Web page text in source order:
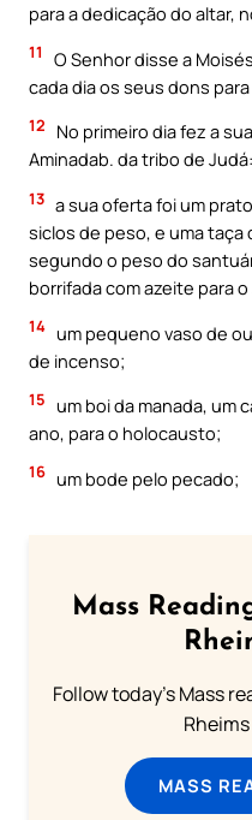
para a dedicação do altar,
11
O Senhor disse a
cada dia os seus dons
12
No primeiro dia fez a
Aminadab. da tribo de Judá:
13 a sua oferta foi um
siclos de peso, e uma
segundo o peso do
borrifada com azeite para
14 um pequeno vaso de
de incenso;
15 um boi da manada, um
ano, para o holocausto;
16 um bode pelo pecado;
Mass
Follow today's Mass
MASS